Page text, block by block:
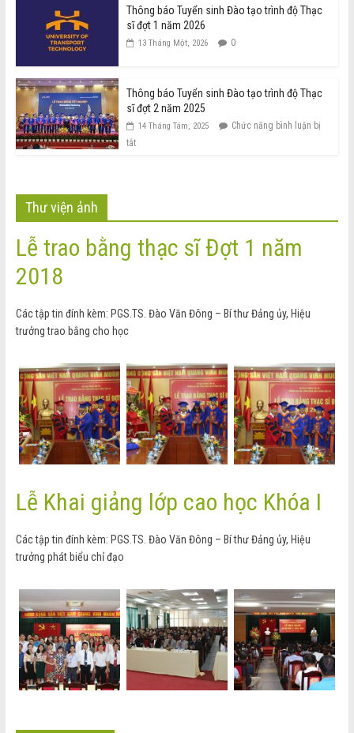
Thông báo Tuyển sinh Đào tạo trình độ Thạc
sĩ đợt 1 năm 2026
13 Tháng Một, 2026 0
Thông báo Tuyển sinh Đào tạo trình độ Thạc
sĩ đợt 2 năm 2025
14 Tháng Tám, 2025
Chức năng bình luận bị
tắt
Thư viện ảnh
Lễ trao bằng thạc sĩ Đợt 1 năm
2018
Các tập tin đính kèm: PGS.TS. Đào Văn Đông – Bí thư Đảng ủy, Hiệu
trưởng trao bằng cho học
Lễ Khai giảng lớp cao học Khóa I
Các tập tin đính kèm: PGS.TS. Đào Văn Đông – Bí thư Đảng ủy, Hiệu
trưởng phát biểu chỉ đạo